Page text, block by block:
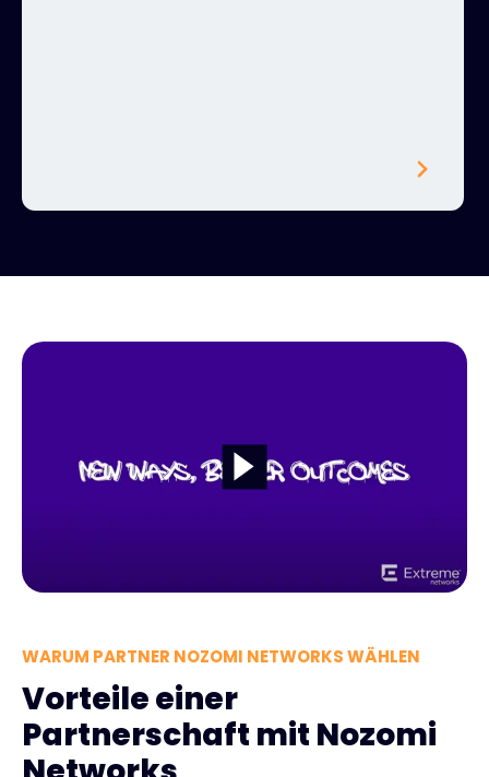
WARUM PARTNER NOZOMI NETWORKS WÄHLEN
Vorteile einer
Partnerschaft mit Nozomi